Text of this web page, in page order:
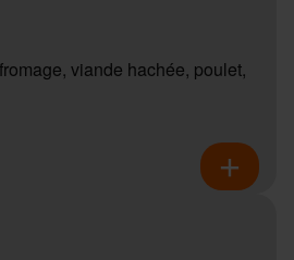
viande hachée, poulet,